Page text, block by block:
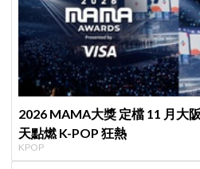
2026 MAMA大獎 定檔 11 月大
天點燃 K-POP 狂熱
KPOP